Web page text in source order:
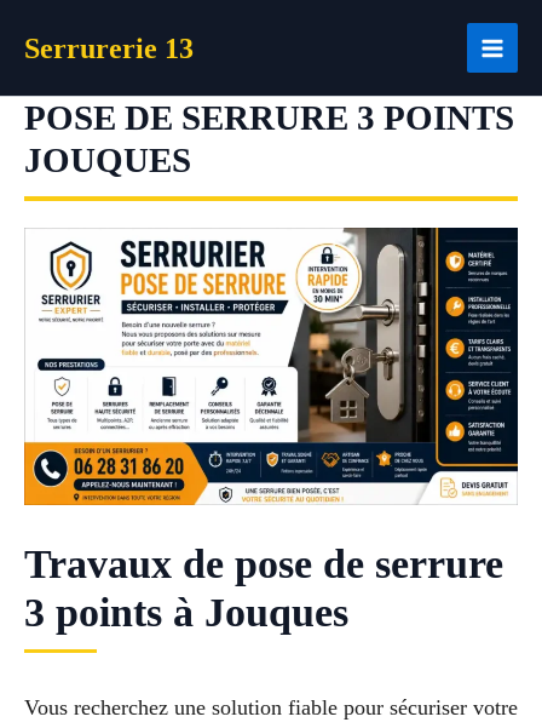
Serrurerie 13
POSE DE SERRURE 3 POINTS
JOUQUES
Travaux de pose de serrure
3 points à Jouques
Vous recherchez une solution fiable pour sécuriser votre